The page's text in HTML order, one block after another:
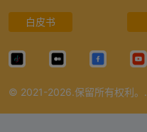
白皮书
© 2021-2026.保留所有权利。.